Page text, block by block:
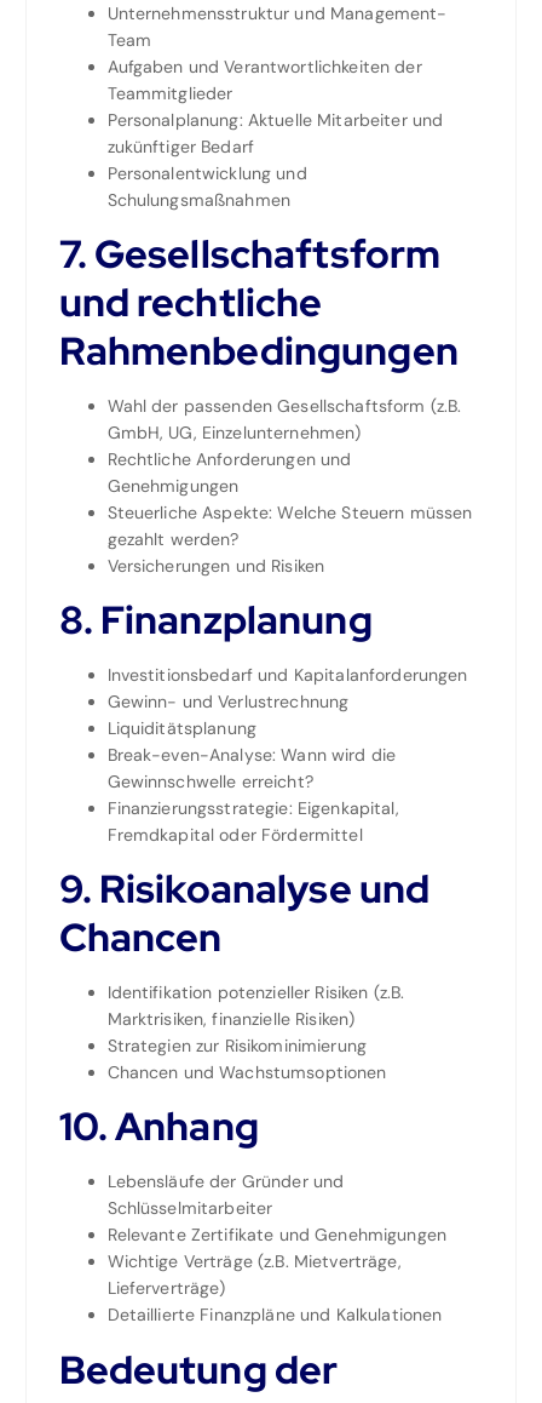
Unternehmensstruktur und Management-
Team
Aufgaben und Verantwortlichkeiten der
Teammitglieder
Personalplanung: Aktuelle Mitarbeiter und
zukünftiger Bedarf
Personalentwicklung und
Schulungsmaßnahmen
7. Gesellschaftsform
und rechtliche
Rahmenbedingungen
Wahl der passenden Gesellschaftsform (z.B.
GmbH, UG, Einzelunternehmen)
Rechtliche Anforderungen und
Genehmigungen
Steuerliche Aspekte: Welche Steuern müssen
gezahlt werden?
Versicherungen und Risiken
8. Finanzplanung
Investitionsbedarf und Kapitalanforderungen
Gewinn- und Verlustrechnung
Liquiditätsplanung
Break-even-Analyse: Wann wird die
Gewinnschwelle erreicht?
Finanzierungsstrategie: Eigenkapital,
Fremdkapital oder Fördermittel
9. Risikoanalyse und
Chancen
Identifikation potenzieller Risiken (z.B.
Marktrisiken, finanzielle Risiken)
Strategien zur Risikominimierung
Chancen und Wachstumsoptionen
10. Anhang
Lebensläufe der Gründer und
Schlüsselmitarbeiter
Relevante Zertifikate und Genehmigungen
Wichtige Verträge (z.B. Mietverträge,
Lieferverträge)
Detaillierte Finanzpläne und Kalkulationen
Bedeutung der